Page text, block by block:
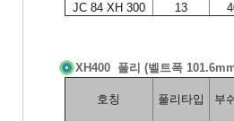
JC 84 XH 300 13
XH400 풀리 (벨트폭
호칭 풀리타입 부